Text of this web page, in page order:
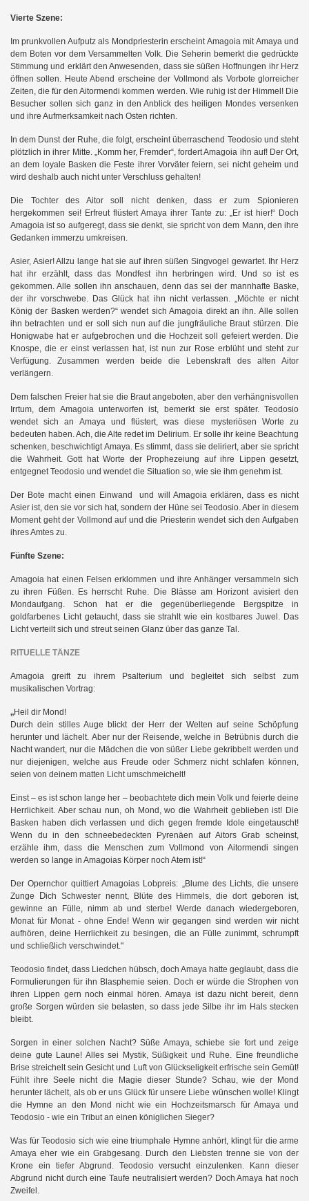
Vierte Szene:
Im prunkvollen Aufputz als Mondpriesterin erscheint Amagoia mit Amaya und
dem Boten vor dem Versammelten Volk. Die Seherin bemerkt die gedrückte
Stimmung und erklärt den Anwesenden, dass sie süßen Hoffnungen ihr Herz
öffnen sollen. Heute Abend erscheine der Vollmond als Vorbote glorreicher
Zeiten, die für den Aitormendi kommen werden. Wie ruhig ist der Himmel! Die
Besucher sollen sich ganz in den Anblick des heiligen Mondes versenken
und ihre Aufmerksamkeit nach Osten richten.
In dem Dunst der Ruhe, die folgt, erscheint überraschend Teodosio und steht
plötzlich in ihrer Mitte. „Komm her, Fremder“, fordert Amagoia ihn auf! Der Ort,
an dem loyale Basken die Feste ihrer Vorväter feiern, sei nicht geheim und
wird deshalb auch nicht unter Verschluss gehalten!
Die Tochter des Aitor soll nicht denken, dass er zum Spionieren
hergekommen sei! Erfreut flüstert Amaya ihrer Tante zu: „Er ist hier!“ Doch
Amagoia ist so aufgeregt, dass sie denkt, sie spricht von dem Mann, den ihre
Gedanken immerzu umkreisen.
Asier, Asier! Allzu lange hat sie auf ihren süßen Singvogel gewartet. Ihr Herz
hat ihr erzählt, dass das Mondfest ihn herbringen wird. Und so ist es
gekommen. Alle sollen ihn anschauen, denn das sei der mannhafte Baske,
der ihr vorschwebe. Das Glück hat ihn nicht verlassen. „Möchte er nicht
König der Basken werden?“ wendet sich Amagoia direkt an ihn. Alle sollen
ihn betrachten und er soll sich nun auf die jungfräuliche Braut stürzen. Die
Honigwabe hat er aufgebrochen und die Hochzeit soll gefeiert werden. Die
Knospe, die er einst verlassen hat, ist nun zur Rose erblüht und steht zur
Verfügung. Zusammen werden beide die Lebenskraft des alten Aitor
verlängern.
Dem falschen Freier hat sie die Braut angeboten, aber den verhängnisvollen
Irrtum, dem Amagoia unterworfen ist, bemerkt sie erst später. Teodosio
wendet sich an Amaya und flüstert, was diese mysteriösen Worte zu
bedeuten haben. Ach, die Alte redet im Delirium. Er solle ihr keine Beachtung
schenken, beschwichtigt Amaya. Es stimmt, dass sie deliriert, aber sie spricht
die Wahrheit. Gott hat Worte der Prophezeiung auf ihre Lippen gesetzt,
entgegnet Teodosio und wendet die Situation so, wie sie ihm genehm ist.
Der Bote macht einen Einwand und will Amagoia erklären, dass es nicht
Asier ist, den sie vor sich hat, sondern der Hüne sei Teodosio. Aber in diesem
Moment geht der Vollmond auf und die Priesterin wendet sich den Aufgaben
ihres Amtes zu.
Fünfte Szene:
Amagoia hat einen Felsen erklommen und ihre Anhänger versammeln sich
zu ihren Füßen. Es herrscht Ruhe. Die Blässe am Horizont avisiert den
Mondaufgang. Schon hat er die gegenüberliegende Bergspitze in
goldfarbenes Licht getaucht, dass sie strahlt wie ein kostbares Juwel. Das
Licht verteilt sich und streut seinen Glanz über das ganze Tal.
RITUELLE TÄNZE
Amagoia greift zu ihrem Psalterium und begleitet sich selbst zum
musikalischen Vortrag:
„Heil dir Mond!
Durch dein stilles Auge blickt der Herr der Welten auf seine Schöpfung
herunter und lächelt. Aber nur der Reisende, welche in Betrübnis durch die
Nacht wandert, nur die Mädchen die von süßer Liebe gekribbelt werden und
nur diejenigen, welche aus Freude oder Schmerz nicht schlafen können,
seien von deinem matten Licht umschmeichelt!
Einst – es ist schon lange her – beobachtete dich mein Volk und feierte deine
Herrlichkeit. Aber schau nun, oh Mond, wo die Wahrheit geblieben ist! Die
Basken haben dich verlassen und dich gegen fremde Idole eingetauscht!
Wenn du in den schneebedeckten Pyrenäen auf Aitors Grab scheinst,
erzähle ihm, dass die Menschen zum Vollmond von Aitormendi singen
werden so lange in Amagoias Körper noch Atem ist!“
Der Opernchor quittiert Amagoias Lobpreis: „Blume des Lichts, die unsere
Zunge
Dich Schwester nennt, Blüte des Himmels, die dort geboren ist,
gewinne an Fülle, nimm ab und sterbe! Werde danach wiedergeboren,
Monat für Monat - ohne Ende! Wenn wir gegangen sind werden wir nicht
aufhören, deine Herrlichkeit zu besingen, die an Fülle zunimmt, schrumpft
und schließlich verschwindet."
Teodosio findet, dass Liedchen hübsch, doch Amaya hatte geglaubt, dass die
Formulierungen für ihn Blasphemie seien. Doch er würde die Strophen von
ihren Lippen gern noch einmal hören. Amaya ist dazu nicht bereit, denn
große Sorgen würden sie belasten, so dass jede Silbe ihr im Hals stecken
bleibt.
Sorgen in einer solchen Nacht? Süße Amaya, schiebe sie fort und zeige
deine gute Laune! Alles sei Mystik, Süßigkeit und Ruhe. Eine freundliche
Brise streichelt sein Gesicht und Luft von Glückseligkeit erfrische sein Gemüt!
Fühlt ihre Seele nicht die Magie dieser Stunde? Schau, wie der Mond
herunter lächelt, als ob er uns Glück für unsere Liebe wünschen wolle! Klingt
die Hymne an den Mond nicht wie ein Hochzeitsmarsch für Amaya und
Teodosio - wie ein Tribut an einen königlichen Sieger?
Was für Teodosio sich wie eine triumphale Hymne anhört, klingt für die arme
Amaya eher wie ein Grabgesang. Durch den Liebsten trenne sie von der
Krone ein tiefer Abgrund. Teodosio versucht einzulenken. Kann dieser
Abgrund nicht durch eine Taufe neutralisiert werden? Doch Amaya hat noch
Zweifel.